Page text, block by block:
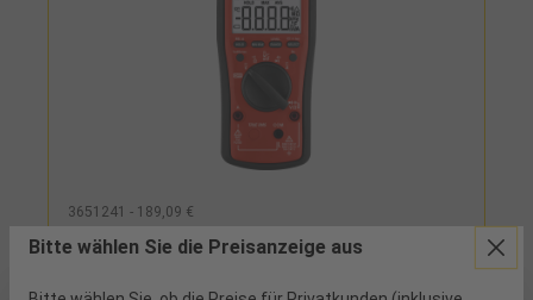
3651241 - 189,09 €
Multimeter Digital BENNING MM 2-3
Bitte wählen Sie die Preisanzeige aus